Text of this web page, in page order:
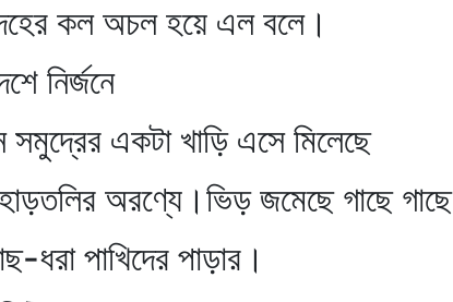
অচল হয়ে এল বলে।
নির্জনে
একটা খাড়ি এসে মিলেছে
অরণ্যে।ভিড় জমেছে গাছে গাছে
পাখিদের পাড়ার।